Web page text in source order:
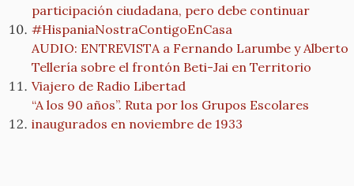
participación ciudadana, pero debe continuar
#HispaniaNostraContigoEnCasa
AUDIO: ENTREVISTA a Fernando Larumbe y Alberto
Tellería sobre el frontón Beti-Jai en Territorio
Viajero de Radio Libertad
“A los 90 años”. Ruta por los Grupos Escolares
inaugurados en noviembre de 1933